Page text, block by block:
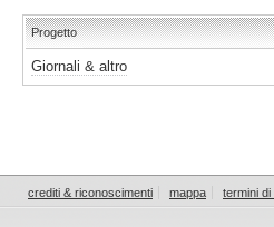
Progetto
Giornali & altro
crediti & riconoscimenti mappa termini di